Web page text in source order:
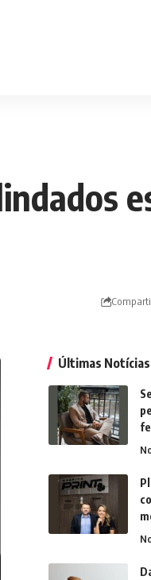
Últimas Notícias